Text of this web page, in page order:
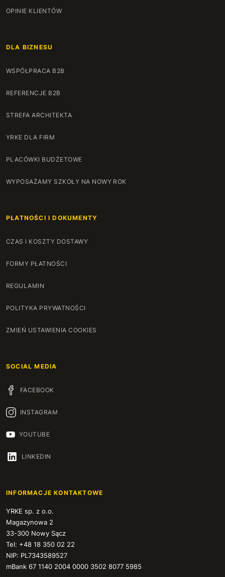
OPINIE KLIENTÓW
DLA BIZNESU
WSPÓŁPRACA B2B
REFERENCJE B2B
STREFA ARCHITEKTA
YRKE DLA FIRM
PLACÓWKI BUDŻETOWE
WYPOSAŻAMY SZKOŁY NA NOWY ROK
PŁATNOŚCI I DOKUMENTY
CZAS I KOSZTY DOSTAWY
FORMY PŁATNOŚCI
REGULAMIN
POLITYKA PRYWATNOŚCI
ZMIEŃ USTAWIENIA COOKIES
SOCIAL MEDIA
FACEBOOK
INSTAGRAM
YOUTUBE
LINKEDIN
INFORMACJE KONTAKTOWE
YRKE sp. z o.o.
Magazynowa 2
33-300 Nowy Sącz
Tel: +48 18 350 02 22
NIP: PL7343589527
mBank 67 1140 2004 0000 3502 8077 5985